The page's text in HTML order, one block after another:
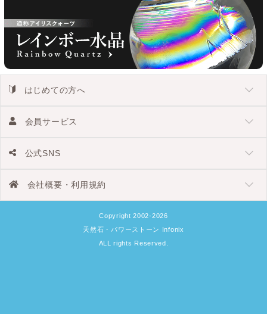
はじめての方へ
会員サービス
公式SNS
会社概要・利用規約
Copyright 2002-2026
天然石・パワーストーン Infonix
ALL rights Reserved.